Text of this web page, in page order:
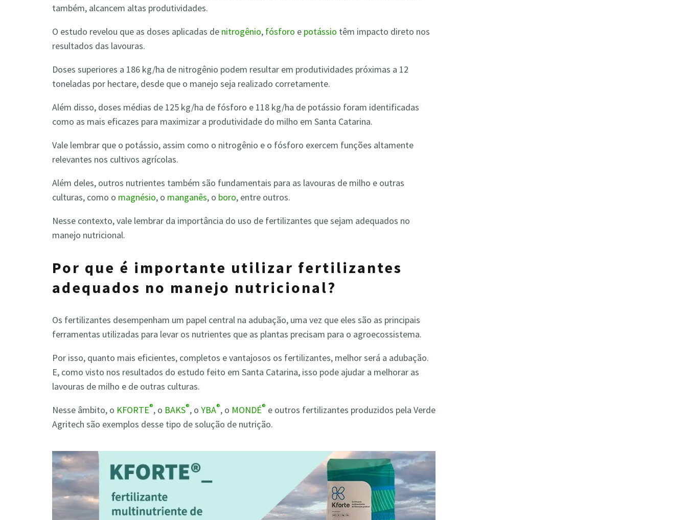
também, alcancem altas produtividades.
O estudo revelou que as doses aplicadas de nitrogênio, fósforo e potássio têm impacto direto nos
resultados das lavouras.
Doses superiores a 186 kg/ha de nitrogênio podem resultar em produtividades próximas a 12
toneladas por hectare, desde que o manejo seja realizado corretamente.
Além disso, doses médias de 125 kg/ha de fósforo e 118 kg/ha de potássio foram identificadas
como as mais eficazes para maximizar a produtividade do milho em Santa Catarina.
Vale lembrar que o potássio, assim como o nitrogênio e o fósforo exercem funções altamente
relevantes nos cultivos agrícolas.
Além deles, outros nutrientes também são fundamentais para as lavouras de milho e outras
culturas, como o magnésio, o manganês, o boro, entre outros.
Nesse contexto, vale lembrar da importância do uso de fertilizantes que sejam adequados no
manejo nutricional.
Por que é importante utilizar fertilizantes
adequados no manejo nutricional?
Os fertilizantes desempenham um papel central na adubação, uma vez que eles são as principais
ferramentas utilizadas para levar os nutrientes que as plantas precisam para o agroecossistema.
Por isso, quanto mais eficientes, completos e vantajosos os fertilizantes, melhor será a adubação.
E, como visto nos resultados do estudo feito em Santa Catarina, isso pode ajudar a melhorar as
lavouras de milho e de outras culturas.
Nesse âmbito, o KFORTE®, o BAKS®, o YBA®, o MONDÉ® e outros fertilizantes produzidos pela Verde
Agritech são exemplos desse tipo de solução de nutrição.